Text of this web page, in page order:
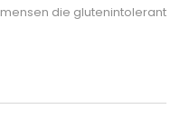
die glutenintolerant